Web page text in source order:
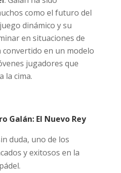
como el futuro del
dinámico y su
en situaciones de
en un modelo
jugadores que
la cima.
Galán: El Nuevo Rey
duda, uno de los
y exitosos en la